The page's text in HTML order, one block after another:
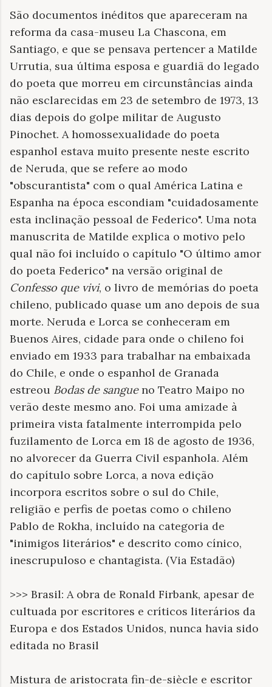
São documentos inéditos que apareceram na
reforma da casa-museu La Chascona, em
Santiago, e que se pensava pertencer a Matilde
Urrutia, sua última esposa e guardiã do legado
do poeta que morreu em circunstâncias ainda
não esclarecidas em 23 de setembro de 1973, 13
dias depois do golpe militar de Augusto
Pinochet. A homossexualidade do poeta
espanhol estava muito presente neste escrito
de Neruda, que se refere ao modo
"obscurantista" com o qual América Latina e
Espanha na época escondiam "cuidadosamente
esta inclinação pessoal de Federico". Uma nota
manuscrita de Matilde explica o motivo pelo
qual não foi incluído o capítulo "O último amor
do poeta Federico" na versão original de
Confesso que vivi, o livro de memórias do poeta
chileno, publicado quase um ano depois de sua
morte. Neruda e Lorca se conheceram em
Buenos Aires, cidade para onde o chileno foi
enviado em 1933 para trabalhar na embaixada
do Chile, e onde o espanhol de Granada
estreou Bodas de sangueno Teatro Maipo no
verão deste mesmo ano. Foi uma amizade à
primeira vista fatalmente interrompida pelo
fuzilamento de Lorca em 18 de agosto de 1936,
no alvorecer da Guerra Civil espanhola. Além
do capítulo sobre Lorca, a nova edição
incorpora escritos sobre o sul do Chile,
religião e perfis de poetas como o chileno
Pablo de Rokha, incluído na categoria de
"inimigos literários" e descrito como cínico,
inescrupuloso e chantagista. (Via Estadão)
>>> Brasil: A obra de Ronald Firbank, apesar de
cultuada por escritores e críticos literários da
Europa e dos Estados Unidos, nunca havia sido
editada no Brasil
Mistura de aristocrata fin-de-siècle e escritor